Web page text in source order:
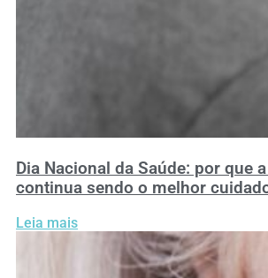
Dia Nacional da Saúde: por que
continua sendo o melhor
Leia mais